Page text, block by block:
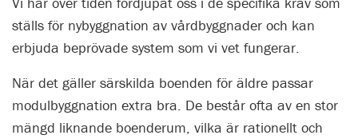
ställs för nybyggnation av vårdbyggnader och kan
erbjuda beprövade system som vi vet fungerar.
När det gäller särskilda boenden för äldre passar
modulbyggnation extra bra. De består ofta av en stor
mängd liknande boenderum, vilka är rationellt och